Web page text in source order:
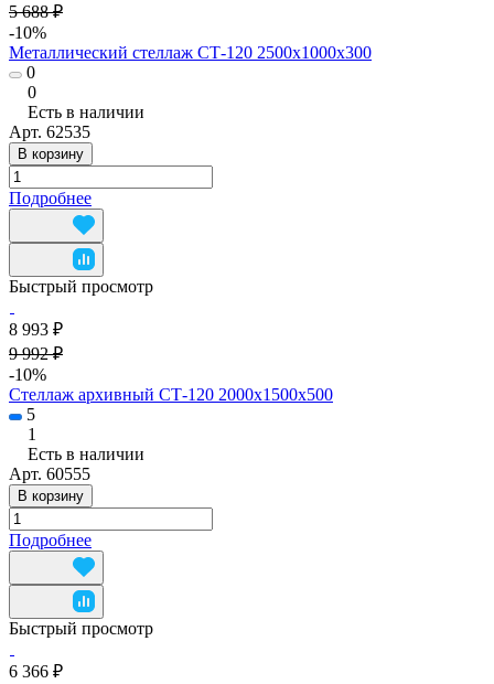
5 688 ₽
-10%
Металлический стеллаж СТ-120 2500х1000х300
0
0
Есть в наличии
Арт. 62535
В корзину
Подробнее
Быстрый просмотр
8 993 ₽
9 992 ₽
-10%
Стеллаж архивный СТ-120 2000х1500х500
5
1
Есть в наличии
Арт. 60555
В корзину
Подробнее
Быстрый просмотр
6 366 ₽